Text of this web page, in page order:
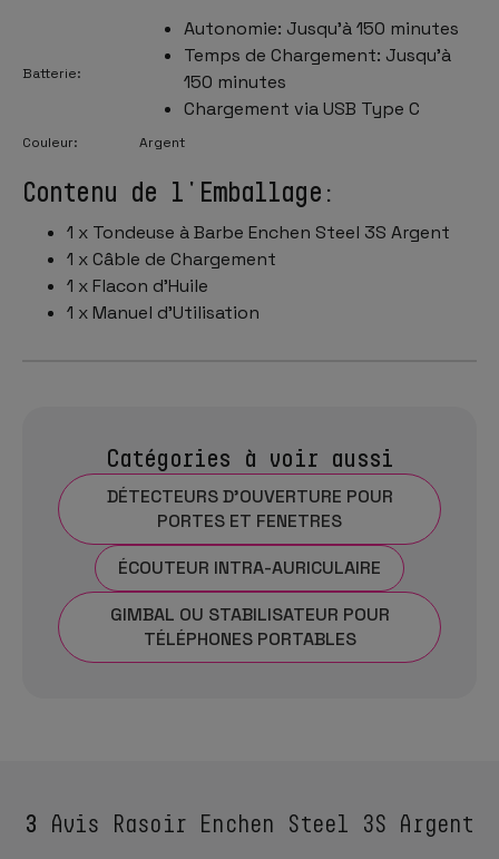
Batterie:
Autonomie: Jusqu'à 150 minutes
Temps de Chargement: Jusqu'à
150 minutes
Chargement via USB Type C
Couleur: Argent
Contenu de l'Emballage:
1 x Tondeuse à Barbe Enchen Steel 3S Argent
1 x Câble de Chargement
1 x Flacon d'Huile
1 x Manuel d'Utilisation
Catégories à voir aussi
DÉTECTEURS D'OUVERTURE POUR
PORTES ET FENETRES
ÉCOUTEUR INTRA-AURICULAIRE
GIMBAL OU STABILISATEUR POUR
TÉLÉPHONES PORTABLES
3 Avis Rasoir Enchen Steel 3S Argent